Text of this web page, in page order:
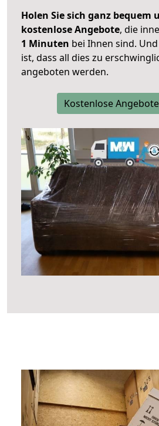
Holen Sie sich ganz bequem
kostenlose Angebote, die
1 Minuten bei Ihnen sind.
ist, dass all dies zu
angeboten werden.
Kostenlose